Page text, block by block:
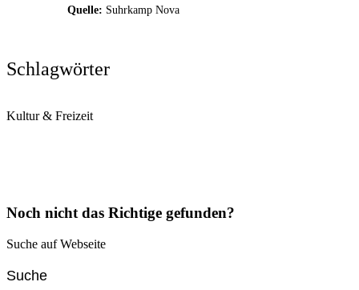
Quelle: Suhrkamp Nova
Schlagwörter
Kultur & Freizeit
Noch nicht das Richtige gefunden?
Suche auf Webseite